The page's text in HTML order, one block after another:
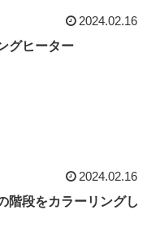
2024.02.16
グヒーター
2024.02.16
階段をカラーリングし